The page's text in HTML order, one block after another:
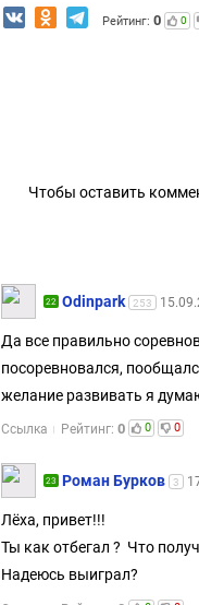
Рейтинг: 0 0
Чтобы оставить
22 Odinpark 253
Да все правильно
посоревновался,
желание развивать я
Ссылка Рейтинг: 0 0 0
23 Роман Бурков 3
Лёха, привет!!!
Ты как отбегал ? Что
Надеюсь выиграл?